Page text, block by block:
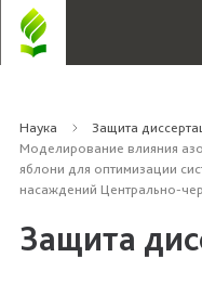
Наука Защита
Моделирование влияния
яблони для оптимизации
насаждений Центрально-
Защита